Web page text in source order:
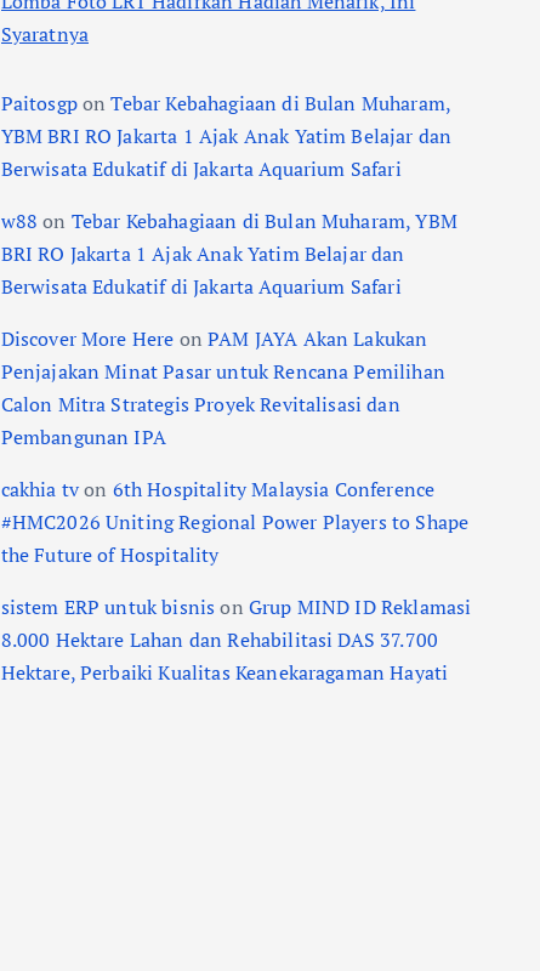
Syaratnya
PaitosgponTebar Kebahagiaan di Bulan Muharam,
YBM BRI RO Jakarta 1 Ajak Anak Yatim Belajar dan
Berwisata Edukatif di Jakarta Aquarium Safari
w88 on Tebar Kebahagiaan di Bulan Muharam, YBM
BRI RO Jakarta 1 Ajak Anak Yatim Belajar dan
Berwisata Edukatif di Jakarta Aquarium Safari
Discover More Here onPAM JAYA Akan Lakukan
Penjajakan Minat Pasar untuk Rencana Pemilihan
Calon Mitra Strategis Proyek Revitalisasi dan
Pembangunan IPA
cakhia tvon 6th Hospitality Malaysia Conference
#HMC2026 Uniting Regional Power Players to Shape
the Future of Hospitality
sistem ERP untuk bisnison Grup MIND ID Reklamasi
8.000 Hektare Lahan dan Rehabilitasi DAS 37.700
Hektare, Perbaiki Kualitas Keanekaragaman Hayati